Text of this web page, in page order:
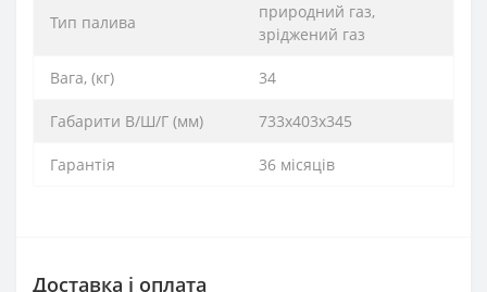
Тип палива
природний газ,
зріджений газ
Вага, (кг) 34
Габарити В/Ш/Г (мм) 733х403х345
Гарантія 36 місяців
Доставка і оплата